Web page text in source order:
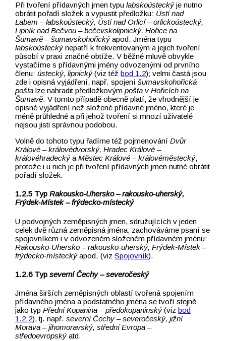
Při tvoření přídavných jmen typulabskoústeckýje nutno
obrátit pořadí složek a vypustit předložku: Ústí nad
Labem –⁠⁠⁠⁠⁠⁠⁠⁠⁠⁠⁠⁠⁠⁠⁠⁠⁠⁠⁠⁠⁠⁠⁠⁠⁠⁠⁠⁠⁠⁠⁠⁠⁠⁠⁠⁠⁠⁠⁠⁠⁠⁠⁠⁠⁠⁠⁠⁠⁠⁠⁠⁠⁠⁠⁠⁠⁠⁠⁠⁠⁠⁠ labskoústecký, Ústí nad Orlicí –⁠⁠⁠⁠⁠⁠⁠⁠⁠⁠⁠⁠⁠⁠⁠⁠⁠⁠⁠⁠⁠⁠⁠⁠⁠⁠⁠⁠⁠⁠⁠⁠⁠⁠⁠⁠⁠⁠⁠⁠⁠⁠⁠⁠⁠⁠⁠⁠⁠⁠⁠⁠⁠⁠⁠⁠⁠⁠⁠⁠⁠⁠ orlickoústecký,
Lipník nad Bečvou –⁠⁠⁠⁠⁠⁠⁠⁠⁠⁠⁠⁠⁠⁠⁠⁠⁠⁠⁠⁠⁠⁠⁠⁠⁠⁠⁠⁠⁠⁠⁠⁠⁠⁠⁠⁠⁠⁠⁠⁠⁠⁠⁠⁠⁠⁠⁠⁠⁠⁠⁠⁠⁠⁠⁠⁠⁠⁠⁠⁠⁠⁠ bečevskolipnický, Hořice na
Šumavě –⁠⁠⁠⁠⁠⁠⁠⁠⁠⁠⁠⁠⁠⁠⁠⁠⁠⁠⁠⁠⁠⁠⁠⁠⁠⁠⁠⁠⁠⁠⁠⁠⁠⁠⁠⁠⁠⁠⁠⁠⁠⁠⁠⁠⁠⁠⁠⁠⁠⁠⁠⁠⁠⁠⁠⁠⁠⁠⁠⁠⁠⁠ šumavskohořickýapod. Jména typu
labskoústeckýnepatří k frekventovaným a jejich tvoření
působí v praxi značné obtíže. V běžné mluvě obvykle
vystačíme s přídavnými jmény odvozenými od prvního
členu:ústecký, lipnický(viz téžbod 1.2); velmi častá jsou
zde i opisná vyjádření, např. spojeníšumavskohořická
pošta lze nahradit předložkovýmpošta v Hořicích na
Šumavě. V tomto případě obecně platí, že vhodnější je
opisné vyjádření než složené přídavné jméno, které je
méně průhledné a při jehož tvoření si mnozí uživatelé
nejsou jisti správnou podobou.
Volně do tohoto typu řadíme též pojmenováníDvůr
Králové –⁠⁠⁠⁠⁠⁠⁠⁠⁠⁠⁠⁠⁠⁠⁠⁠⁠⁠⁠⁠⁠⁠⁠⁠⁠⁠⁠⁠⁠⁠⁠⁠⁠⁠⁠⁠⁠⁠⁠⁠⁠⁠⁠⁠⁠⁠⁠⁠⁠⁠⁠⁠⁠⁠⁠⁠⁠⁠⁠⁠⁠⁠ královédvorský,Hradec Králové –⁠⁠⁠⁠⁠⁠⁠⁠⁠⁠⁠⁠⁠⁠⁠⁠⁠⁠⁠⁠⁠⁠⁠⁠⁠⁠⁠⁠⁠⁠⁠⁠⁠⁠⁠⁠⁠⁠⁠⁠⁠⁠⁠⁠⁠⁠⁠⁠⁠⁠⁠⁠⁠⁠⁠⁠⁠⁠⁠⁠⁠⁠
královéhradeckýa Městec Králové –⁠⁠⁠⁠⁠⁠⁠⁠⁠⁠⁠⁠⁠⁠⁠⁠⁠⁠⁠⁠⁠⁠⁠⁠⁠⁠⁠⁠⁠⁠⁠⁠⁠⁠⁠⁠⁠⁠⁠⁠⁠⁠⁠⁠⁠⁠⁠ královéměstecký,
protože i u nich je při tvoření přídavných jmen nutné obrátit
pořadí složek.
TypRakousko-Uhersko –⁠⁠⁠⁠⁠⁠⁠⁠⁠⁠⁠⁠⁠⁠⁠⁠⁠⁠⁠⁠⁠⁠⁠⁠⁠⁠⁠⁠⁠⁠⁠⁠⁠⁠⁠⁠⁠⁠⁠⁠⁠⁠⁠⁠⁠⁠⁠⁠⁠⁠⁠⁠⁠⁠⁠⁠⁠⁠⁠⁠⁠⁠ rakousko-uherský,
Frýdek‑Místek –⁠⁠⁠⁠⁠⁠⁠⁠⁠⁠⁠⁠⁠⁠⁠⁠⁠⁠⁠⁠⁠⁠⁠⁠⁠⁠⁠⁠⁠⁠⁠⁠⁠⁠⁠⁠⁠⁠⁠⁠⁠⁠⁠⁠⁠⁠⁠⁠⁠⁠⁠⁠⁠⁠⁠⁠⁠⁠⁠⁠⁠⁠ frýdecko‑místecký
U podvojných zeměpisných jmen, sdružujících v jeden
celek dvě různá zeměpisná jména, zachováváme psaní se
spojovníkem i v odvozeném složeném přídavném jménu:
Rakousko-Uhersko –⁠⁠⁠⁠⁠⁠⁠⁠⁠⁠⁠⁠⁠⁠⁠⁠⁠⁠⁠⁠⁠⁠⁠⁠⁠⁠⁠⁠⁠⁠⁠⁠⁠⁠⁠⁠⁠⁠⁠⁠⁠⁠⁠⁠⁠⁠⁠⁠⁠⁠⁠⁠⁠⁠⁠⁠⁠⁠⁠⁠⁠⁠ rakousko-uherský, Frýdek‑Místek –⁠⁠⁠⁠⁠⁠⁠⁠⁠⁠⁠⁠⁠⁠⁠⁠⁠⁠⁠⁠⁠⁠⁠⁠⁠⁠⁠⁠⁠⁠⁠⁠⁠⁠⁠⁠⁠⁠⁠⁠⁠⁠⁠⁠⁠⁠⁠⁠⁠⁠⁠⁠⁠⁠⁠⁠⁠⁠⁠⁠⁠⁠
frýdecko‑místeckýapod. (vizSpojovník).
Typseverní Čechy –⁠⁠⁠⁠⁠⁠⁠⁠⁠⁠⁠⁠⁠⁠⁠⁠⁠⁠⁠⁠⁠⁠⁠⁠⁠⁠⁠⁠⁠⁠⁠⁠⁠⁠⁠⁠⁠⁠⁠⁠⁠⁠⁠⁠⁠⁠⁠⁠⁠⁠⁠⁠⁠⁠⁠⁠⁠⁠⁠⁠⁠⁠ severočeský
Jména širších zeměpisných oblastí tvořená spojením
přídavného jména a podstatného jména se tvoří stejně
jako typPřední Kopanina –⁠⁠⁠⁠⁠⁠⁠⁠⁠⁠⁠⁠⁠⁠⁠⁠⁠⁠⁠⁠⁠⁠⁠⁠⁠⁠⁠⁠⁠⁠⁠⁠⁠⁠⁠⁠⁠⁠⁠⁠⁠⁠⁠⁠⁠⁠⁠⁠⁠⁠⁠⁠⁠⁠⁠⁠⁠⁠⁠⁠⁠⁠ předokopaninský(vizbod
1.2.2), tj. např.severní Čechy –⁠⁠⁠⁠⁠⁠⁠⁠⁠⁠⁠⁠⁠⁠⁠⁠⁠⁠⁠⁠⁠⁠⁠⁠⁠⁠⁠⁠⁠⁠⁠⁠⁠⁠⁠⁠⁠⁠⁠⁠⁠⁠⁠⁠⁠⁠⁠⁠⁠⁠⁠⁠⁠⁠⁠⁠⁠⁠⁠⁠⁠⁠ severočeský, jižní
Morava –⁠⁠⁠⁠⁠⁠⁠⁠⁠⁠⁠⁠⁠⁠⁠⁠⁠⁠⁠⁠⁠⁠⁠⁠⁠⁠⁠⁠⁠⁠⁠⁠⁠⁠⁠⁠⁠⁠⁠⁠⁠⁠⁠⁠⁠⁠⁠⁠⁠⁠⁠⁠⁠⁠⁠⁠⁠⁠⁠⁠⁠⁠ jihomoravský, střední Evropa –⁠⁠⁠⁠⁠⁠⁠⁠⁠⁠⁠⁠⁠⁠⁠⁠⁠⁠⁠⁠⁠⁠⁠⁠⁠⁠⁠⁠⁠⁠⁠⁠⁠⁠⁠⁠⁠⁠⁠⁠⁠⁠⁠⁠⁠⁠⁠⁠⁠⁠⁠⁠⁠⁠⁠⁠⁠⁠⁠⁠⁠⁠
středoevropskýatd.